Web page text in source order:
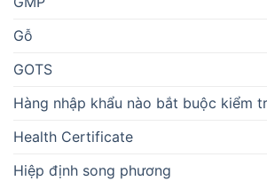
Gỗ
GOTS
Hàng nhập khẩu nào bắt buộc kiểm
Health Certificate
Hiệp định song phương